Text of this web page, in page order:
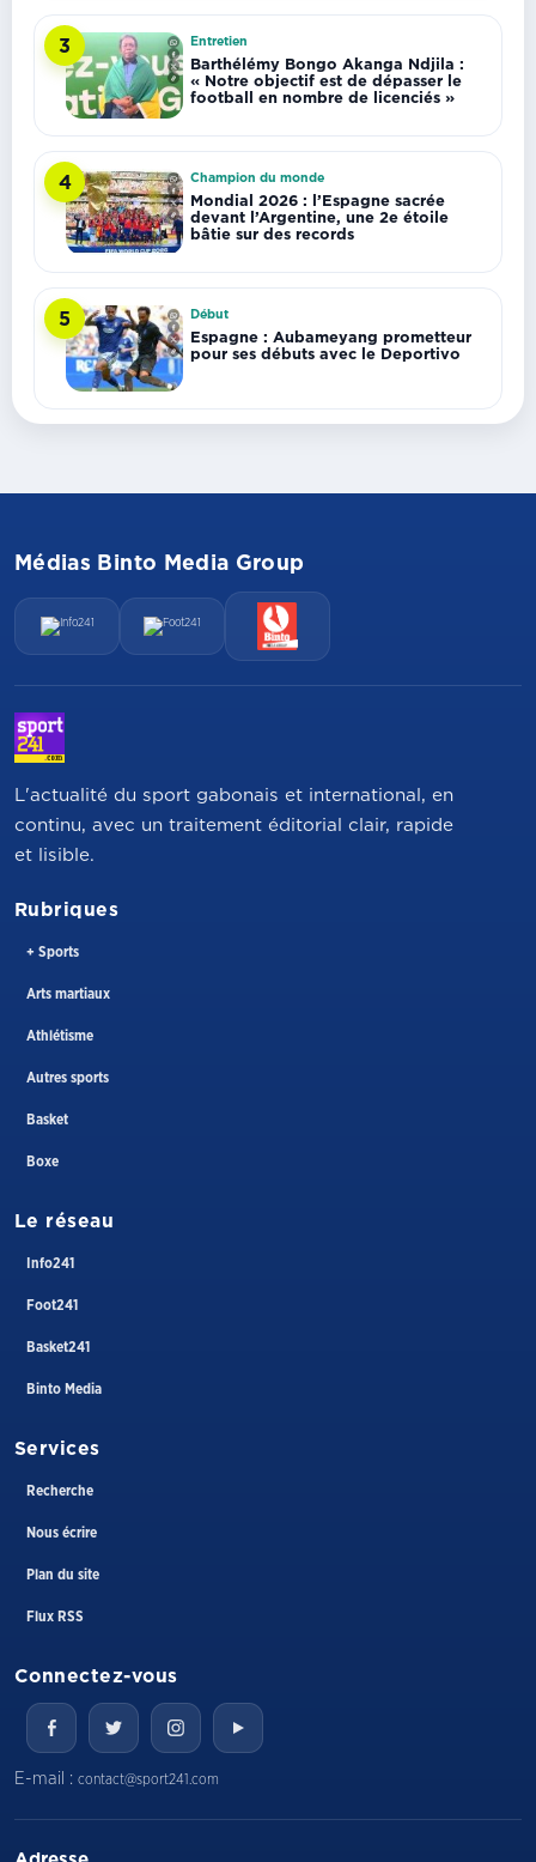
3 Entretien
Barthélémy Bongo Akanga Ndjila :
« Notre objectif est de dépasser le
football en nombre de licenciés »
4 Champion du monde
Mondial 2026 : l’Espagne sacrée
devant l’Argentine, une 2e étoile
bâtie sur des records
5 Début
Espagne : Aubameyang prometteur
pour ses débuts avec le Deportivo
Médias Binto Media Group
L'actualité du sport gabonais et international, en
continu, avec un traitement éditorial clair, rapide
et lisible.
Rubriques
+ Sports
Arts martiaux
Athlétisme
Autres sports
Basket
Boxe
Le réseau
Info241
Foot241
Basket241
Binto Media
Services
Recherche
Nous écrire
Plan du site
Flux RSS
Connectez-vous
E-mail : contact@sport241.com